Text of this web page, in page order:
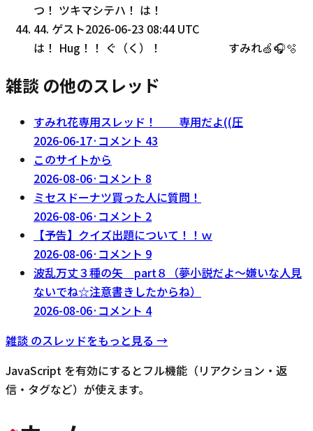
つ！ ツキマシテハ！ は！
44. ゲスト2026-06-23 08:44 UTC
は！ Hug！！ ぐ（く）！ すみれ🍏🎧🫧
雑談 の他のスレッド
すみれ花専用スレッド！ 専用だよ((圧
2026-06-17· コメント 43
このサイトから
2026-08-06· コメント 8
ミセスドーナツ買った人に質問！
2026-08-06· コメント 2
【予告】クイズ出題について！！ｗ
2026-08-06· コメント 9
波乱万丈３種の矢 part８（夢小説だよ～嫌いな人見
ないでね☆注意書きしたからね）
2026-08-06· コメント 4
雑談 のスレッドをもっと見る →
JavaScript を有効にするとフル機能（リアクション・返
信・タグなど）が使えます。